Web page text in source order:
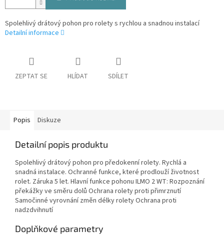
Spolehlivý drátový pohon pro rolety s rychlou a snadnou instalací
Detailní informace
ZEPTAT SE HLÍDAT SDÍLET
Popis Diskuze
Detailní popis produktu
Spolehlivý drátový pohon pro předokenní rolety. Rychlá a
snadná instalace. Ochranné funkce, které prodlouží životnost
rolet. Záruka 5 let. Hlavní funkce pohonu ILMO 2 WT: Rozpoznání
překážky ve směru dolů Ochrana rolety proti přimrznutí
Samočinné vyrovnání změn délky rolety Ochrana proti
nadzdvihnutí
Doplňkové parametry